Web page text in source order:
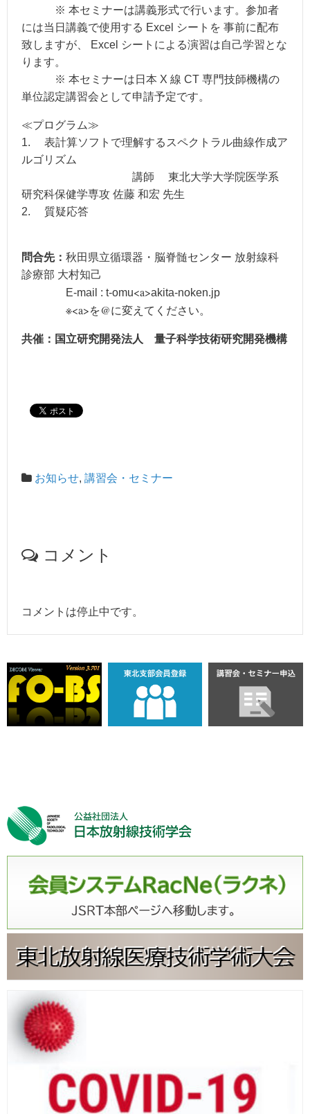
※ 本セミナーは講義形式で行います。参加者
には当日講義で使用する Excel シートを 事前に配布
致しますが、 Excel シートによる演習は自己学習とな
ります。
※ 本セミナーは日本 X 線 CT 専門技師機構の
単位認定講習会として申請予定です。
≪プログラム≫
1. 表計算ソフトで理解するスペクトラル曲線作成ア
ルゴリズム
講師 東北大学大学院医学系
研究科保健学専攻 佐藤 和宏 先生
2. 質疑応答
問合先： 秋田県立循環器・脳脊髄センター 放射線科
診療部 大村知己
E-mail : t-omu<a>akita-noken.jp
※<a>を@に変えてください。
共催：国立研究開発法人 量子科学技術研究開発機構
お知らせ, 講習会・セミナー
コメント
コメントは停止中です。